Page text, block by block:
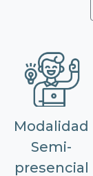
Modalidad
Semi-
presencial